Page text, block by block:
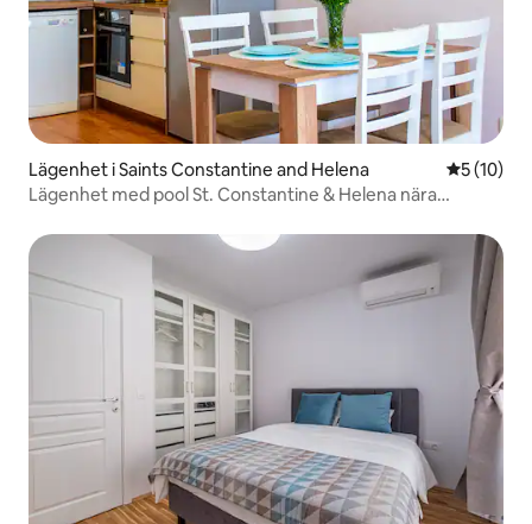
Lägenhet i Saints Constantine and Helena 5 av 5 i
5 (10)
Lägenhet med pool St. Constantine & Helena nära